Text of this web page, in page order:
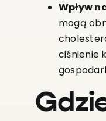
Wpływ
mogą
ciśnienie